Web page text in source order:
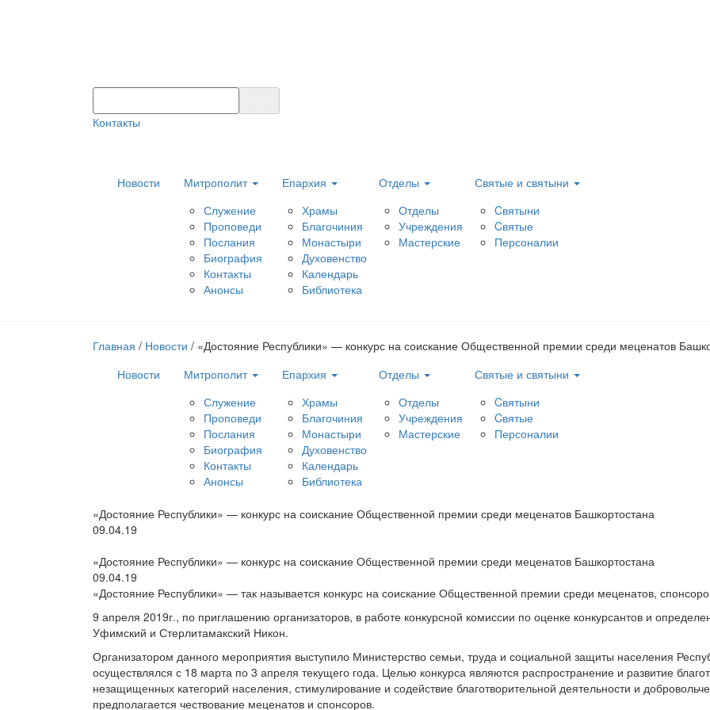
Контакты
Новости
Митрополит
Служение
Проповеди
Послания
Биография
Контакты
Анонсы
Епархия
Храмы
Благочиния
Монастыри
Духовенство
Календарь
Библиотека
Отделы
Отделы
Учреждения
Мастерские
Святые и святыни
Cвятыни
Cвятые
Персоналии
Главная / Новости / «Достояние Республики» — конкурс на соискание Общественной премии среди меценатов
Новости
Митрополит
Служение
Проповеди
Послания
Биография
Контакты
Анонсы
Епархия
Храмы
Благочиния
Монастыри
Духовенство
Календарь
Библиотека
Отделы
Отделы
Учреждения
Мастерские
Святые и святыни
Cвятыни
Cвятые
Персоналии
«Достояние Республики» — конкурс на соискание Общественной премии среди меценатов Башкортостана
09.04.19
«Достояние Республики» — конкурс на соискание Общественной премии среди меценатов Башкортостана
09.04.19
«Достояние Республики» — так называется конкурс на соискание Общественной премии среди меценатов,
9 апреля 2019г., по приглашению организаторов, в работе конкурсной комиссии по оценке конкурсантов и
Уфимский и Стерлитамакский Никон.
Организатором данного мероприятия выступило Министерство семьи, труда и социальной защиты населения
осуществлялся с 18 марта по 3 апреля текущего года. Целью конкурса являются распространение и развитие
незащищенных категорий населения, стимулирование и содействие благотворительной деятельности и
предполагается чествование меценатов и спонсоров.